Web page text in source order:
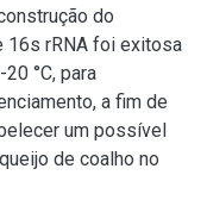
do
16s rRNA foi exitosa
°C, para
a fim de
um possível
de coalho no